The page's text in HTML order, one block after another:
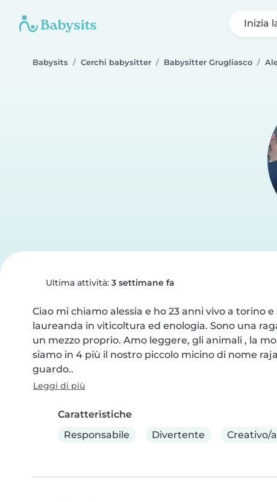
Inizia
Babysits Cerchi babysitter Babysitter Grugliasco
Ultima attività: 3 settimane fa
Ciao mi chiamo alessia e ho 23 anni vivo a torino
laureanda in viticoltura ed enologia. Sono una
un mezzo proprio. Amo leggere, gli animali , la
siamo in 4 più il nostro piccolo micino di nome
guardo..
Leggi di più
Caratteristiche
Responsabile
Divertente Creativo/a